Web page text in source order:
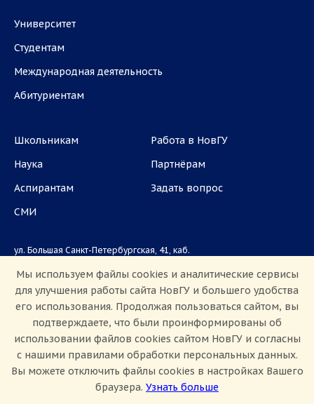
Университет
Студентам
Международная деятельность
Абитуриентам
Школьникам
Наука
Аспирантам
СМИ
Работа в НовГУ
Партнёрам
Задать вопрос
ул. Большая Санкт-Петербургская, 41, каб.
Приемная комиссия: +7(8162)33-20-44
Мы используем файлы cookies и аналитические сервисы
для улучшения работы сайта НовГУ и большего удобства
его использования. Продолжая пользоваться сайтом, вы
подтверждаете, что были проинформированы об
использовании файлов cookies сайтом НовГУ и согласны
с нашими правилами обработки персональных данных.
Вы можете отключить файлы cookies в настройках Вашего
браузера. Узнать больше